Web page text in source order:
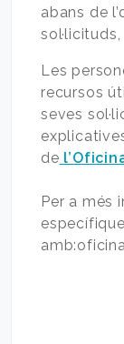
abans de
sol·licituds,
Les
recursos
seves
de
Per a més